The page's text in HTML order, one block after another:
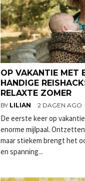
OP VAKANTIE MET
HANDIGE
RELAXTE ZOMER
BY LILIAN 2 DAGEN AGO
De eerste keer op
enorme mijlpaal.
maar stiekem brengt het
en spanning...